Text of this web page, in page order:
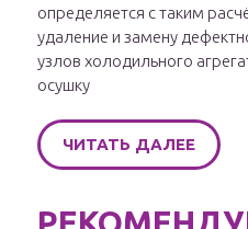
определяется с таким
удаление и замену
узлов холодильного
осушку
ЧИТАТЬ ДАЛЕЕ